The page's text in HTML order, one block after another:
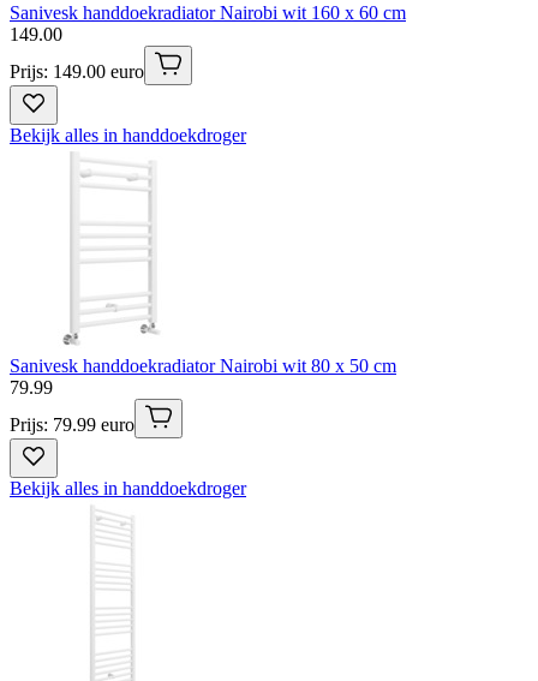
Sanivesk handdoekradiator Nairobi wit 160 x 60 cm
149.00
Prijs: 149.00 euro
Bekijk alles in handdoekdroger
Sanivesk handdoekradiator Nairobi wit 80 x 50 cm
79.99
Prijs: 79.99 euro
Bekijk alles in handdoekdroger